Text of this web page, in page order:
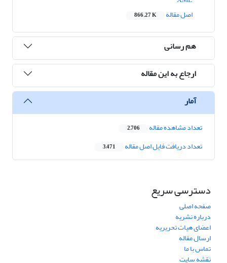
اصل مقاله
866.27 K
هم رسانی
ارجاع به این مقاله
آمار
تعداد مشاهده مقاله 2,706
تعداد دریافت فایل اصل مقاله 3,471
دسترسی سریع
صفحه اصلی
درباره نشریه
اعضای هیات تحریریه
ارسال مقاله
تماس با ما
نقشه سایت